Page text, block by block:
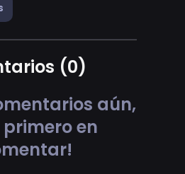
(0)
aún,
primero en